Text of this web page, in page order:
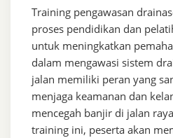
Training pengawasan
proses pendidikan dan
untuk meningkatkan
dalam mengawasi sistem
jalan memiliki peran yang
menjaga keamanan dan
mencegah banjir di jalan
training ini, peserta akan